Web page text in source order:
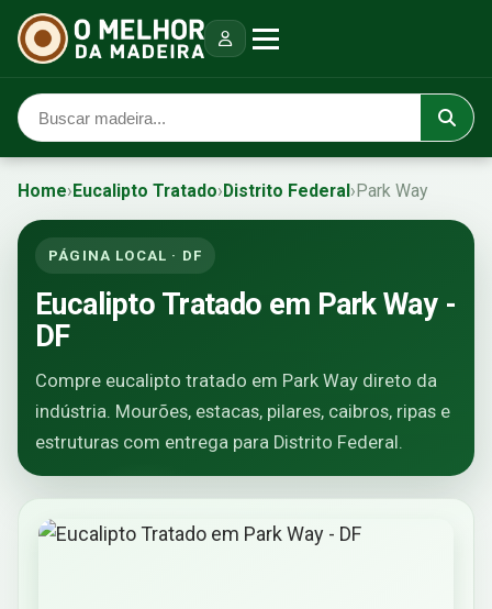
Home›Eucalipto Tratado›Distrito Federal›Park Way
PÁGINA LOCAL · DF
Eucalipto Tratado em Park Way -
DF
Compre eucalipto tratado em Park Way direto da
indústria. Mourões, estacas, pilares, caibros, ripas e
estruturas com entrega para Distrito Federal.